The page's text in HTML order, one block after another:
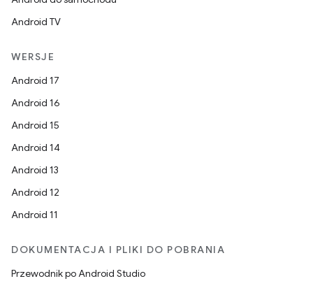
Android TV
WERSJE
Android 17
Android 16
Android 15
Android 14
Android 13
Android 12
Android 11
DOKUMENTACJA I PLIKI DO POBRANIA
Przewodnik po Android Studio